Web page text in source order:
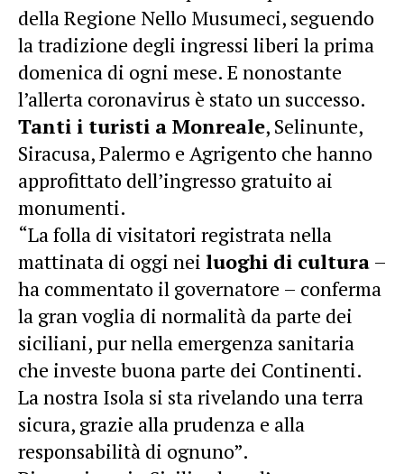
della Regione Nello Musumeci, seguendo
la tradizione degli ingressi liberi la prima
domenica di ogni mese. E nonostante
l’allerta coronavirus è stato un successo.
Tanti i turisti a Monreale, Selinunte,
Siracusa, Palermo e Agrigento che hanno
approfittato dell’ingresso gratuito ai
monumenti.
“La folla di visitatori registrata nella
mattinata di oggi nei luoghi di cultura –
ha commentato il governatore – conferma
la gran voglia di normalità da parte dei
siciliani, pur nella emergenza sanitaria
che investe buona parte dei Continenti.
La nostra Isola si sta rivelando una terra
sicura, grazie alla prudenza e alla
responsabilità di ognuno”.